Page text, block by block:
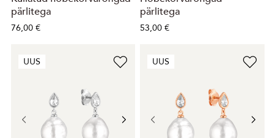
pärlitega
76,00 €
pärlitega
53,00 €
UUS UUS